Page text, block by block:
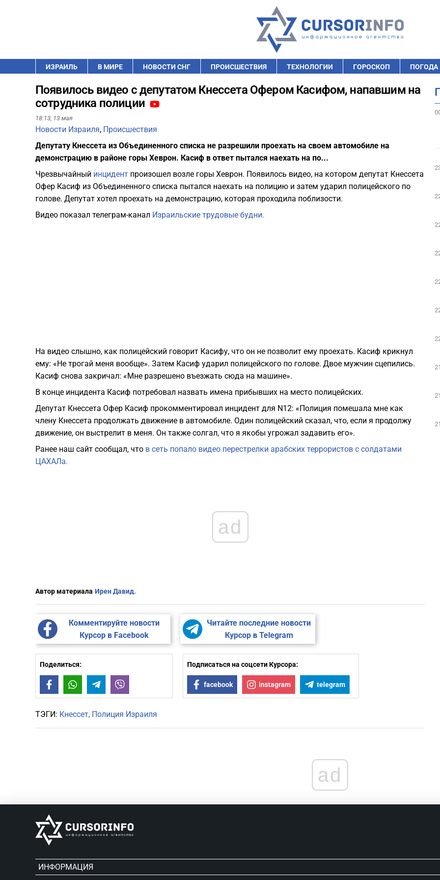
ИЗРАИЛЬ В МИРЕ НОВОСТИ СНГ ПРОИСШЕСТВИЯ ТЕХНОЛОГИИ ГОРОСКОП ПОГОДА
Появилось видео с депутатом Кнессета Офером Касифом, напавшим на
сотрудника полиции
18:13, 13 мая
Новости Израиля, Происшествия
Депутату Кнессета из Объединенного списка не разрешили проехать на своем автомобиле на
демонстрацию в районе горы Хеврон. Касиф в ответ пытался наехать на по...
Чрезвычайный инцидент произошел возле горы Хеврон. Появилось видео, на котором депутат Кнессета
Офер Касиф из Объединенного списка пытался наехать на полицию и затем ударил полицейского по
голове. Депутат хотел проехать на демонстрацию, которая проходила поблизости.
Видео показал телеграм-канал Израильские трудовые будни.
На видео слышно, как полицейский говорит Касифу, что он не позволит ему проехать. Касиф крикнул
ему: «Не трогай меня вообще». Затем Касиф ударил полицейского по голове. Двое мужчин сцепились.
Касиф снова закричал: «Мне разрешено въезжать сюда на машине».
В конце инцидента Касиф потребовал назвать имена прибывших на место полицейских.
Депутат Кнессета Офер Касиф прокомментировал инцидент для N12: «Полиция помешала мне как
члену Кнессета продолжать движение в автомобиле. Один полицейский сказал, что, если я продолжу
движение, он выстрелит в меня. Он также солгал, что я якобы угрожал задавить его».
Ранее наш сайт сообщал, что в сеть попало видео перестрелки арабских террористов с солдатами
ЦАХАЛа.
ad
Автор материала Ирен Давид.
Комментируйте новости
Курсор в Facebook
Читайте последние новости
Курсор в Telegram
Поделиться:
FacebookWhatsAppTelegram
Подписаться на соцсети Курсора:
facebook instagram telegram
ТЭГИ: Кнессет Полиция Израиля
ad
ИНФОРМАЦИЯ